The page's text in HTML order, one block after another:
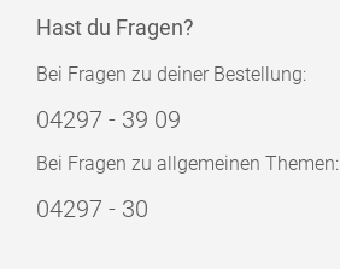
Hast du Fragen?
Bei Fragen zu deiner Bestellung:
04297 - 39 09
Bei Fragen zu allgemeinen Themen:
04297 - 30